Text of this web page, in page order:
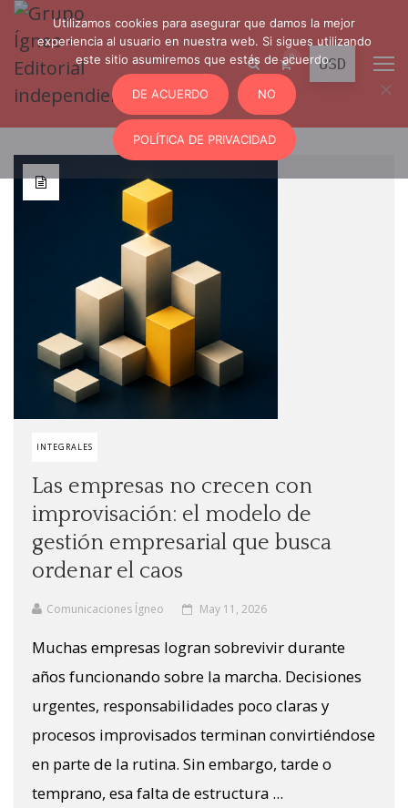
0
INTEGRALES
Las empresas no crecen con
improvisación: el modelo de
gestión empresarial que busca
ordenar el caos
Comunicaciones Ígneo May 11, 2026
Muchas empresas logran sobrevivir durante
años funcionando sobre la marcha. Decisiones
urgentes, responsabilidades poco claras y
procesos improvisados terminan convirtiéndose
en parte de la rutina. Sin embargo, tarde o
temprano, esa falta de estructura ...
Utilizamos cookies para asegurar que damos la mejor
experiencia al usuario en nuestra web. Si sigues utilizando
este sitio asumiremos que estás de acuerdo.
DE ACUERDO NO
POLÍTICA DE PRIVACIDAD